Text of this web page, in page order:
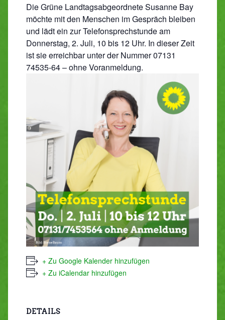
Die Grüne Landtagsabgeordnete Susanne Bay
möchte mit den Menschen im Gespräch bleiben
und lädt ein zur Telefonsprechstunde am
Donnerstag, 2. Juli, 10 bis 12 Uhr. In dieser Zeit
ist sie erreichbar unter der Nummer 07131
74535-64 – ohne Voranmeldung.
+ Zu Google Kalender hinzufügen
+ Zu iCalendar hinzufügen
DETAILS